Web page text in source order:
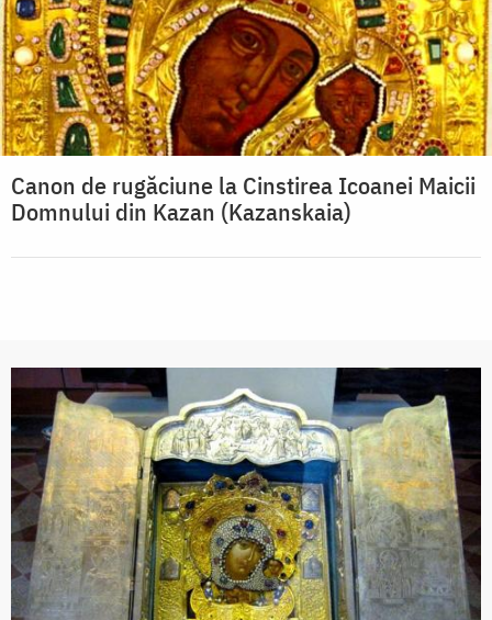
Canon de rugăciune la Cinstirea Icoanei Maicii
Domnului din Kazan (Kazanskaia)